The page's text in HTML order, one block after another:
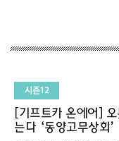
시즌12
[기프트카 온에어]
는다 ‘동양고무상회’